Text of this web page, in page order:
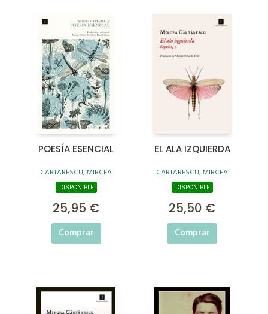
POESÍA ESENCIAL
CARTARESCU, MIRCEA
DISPONIBLE
25,95 €
Comprar
EL ALA IZQUIERDA
CARTARESCU, MIRCEA
DISPONIBLE
25,50 €
Comprar